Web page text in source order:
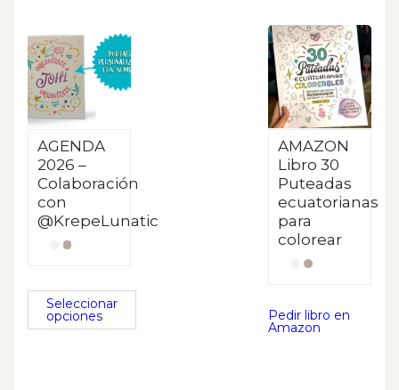
AGENDA
2026 –
Colaboración
con
@KrepeLunatic
Seleccionar
opciones
Este
AMAZON
Libro 30
Puteadas
ecuatorianas
para
colorear
Pedir libro en
Amazon